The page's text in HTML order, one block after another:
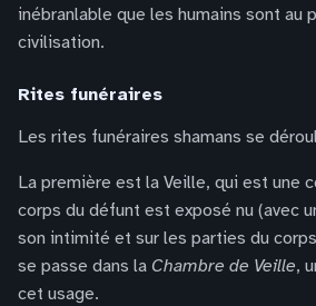
inébranlable que les humains sont au
civilisation.
Rites funéraires
Les rites funéraires shamans se
La première est la Veille, qui est une
corps du défunt est exposé nu (avec
son intimité et sur les parties du
se passe dans la Chambre de Veille,
cet usage.